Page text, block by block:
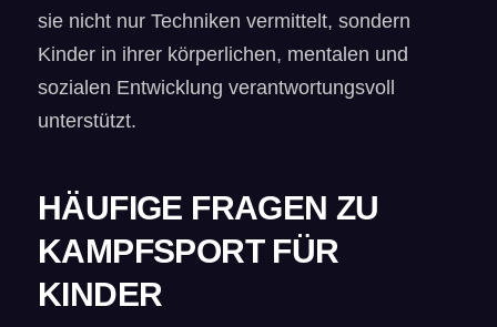
sie nicht nur Techniken vermittelt, sondern
Kinder in ihrer körperlichen, mentalen und
sozialen Entwicklung verantwortungsvoll
unterstützt.
HÄUFIGE FRAGEN ZU
KAMPFSPORT FÜR
KINDER